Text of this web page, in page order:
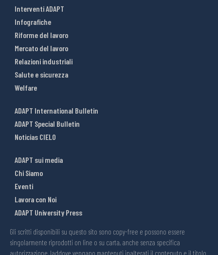
Interventi ADAPT
Infografiche
Riforme del lavoro
Mercato del lavoro
Relazioni industriali
Salute e sicurezza
Welfare
ADAPT International Bulletin
ADAPT Special Bulletin
Noticias CIELO
ADAPT sui media
Chi Siamo
Eventi
Lavora con Noi
ADAPT University Press
Gli scritti disponibili su questo sito sono copy-free e possono essere
singolarmente riprodotti on line o su carta, anche senza specifica
autorizzazione, laddove vengano mantenuti inalterati il contenuto e il titolo